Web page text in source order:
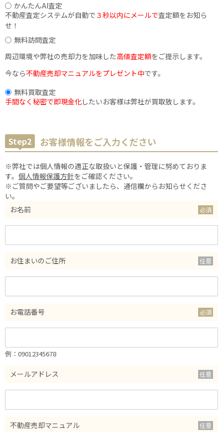
かんたんAI査定
不動産査定システムが自動で ３秒以内にメールで査定額をお知ら
せ！
無料訪問査定
周辺環境や弊社の売却力を加味した高値査定額をご提示します。
今なら不動産売却マニュアルをプレゼント中です。
無料買取査定
手間なく秘密で即現金化したいお客様は弊社が買取致します。
Step2 お客様情報をご入力ください
※弊社では個人情報の適正な取扱いと保護・管理に努めておりま
す。 個人情報保護方針をご確認ください。
※ご質問やご要望等ございましたら、通信欄からお知らせくださ
い。
お名前
お住まいのご住所
お電話番号
例：09012345678
メールアドレス
不動産売却マニュアル